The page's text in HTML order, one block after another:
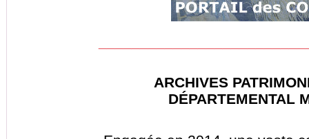
ARCHIVES
DÉPARTEMENTAL